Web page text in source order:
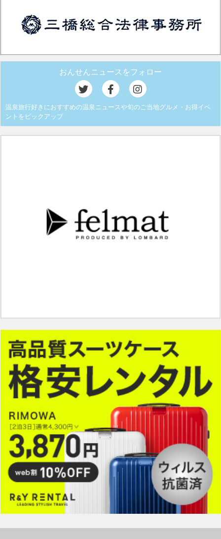
おんせんニュースをフォロー
温泉旅行好きにおすすめの温泉ニュースや旬のご当地グルメ・お得イベ
ントをピックアップ